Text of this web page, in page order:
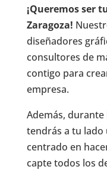
¡Queremos ser
Zaragoza!
diseñadores
consultores de
contigo para
empresa.
Además,
tendrás a tu lado
centrado en
capte todos los